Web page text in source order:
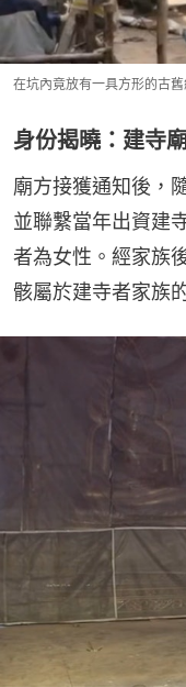
在坑內竟放有一具方形的古
身份揭曉：建寺
廟方接獲通知後，
並聯繫當年出資建
者為女性。經家族
骸屬於建寺者家族